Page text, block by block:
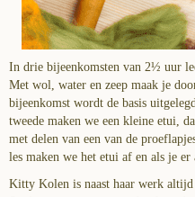
In drie bijeenkomsten van 2½ uur
Met wol, water en zeep maak je
bijeenkomst wordt de basis
tweede maken we een kleine etui,
met delen van een van de
les maken we het etui af en als je
Kitty Kolen is naast haar werk altijd